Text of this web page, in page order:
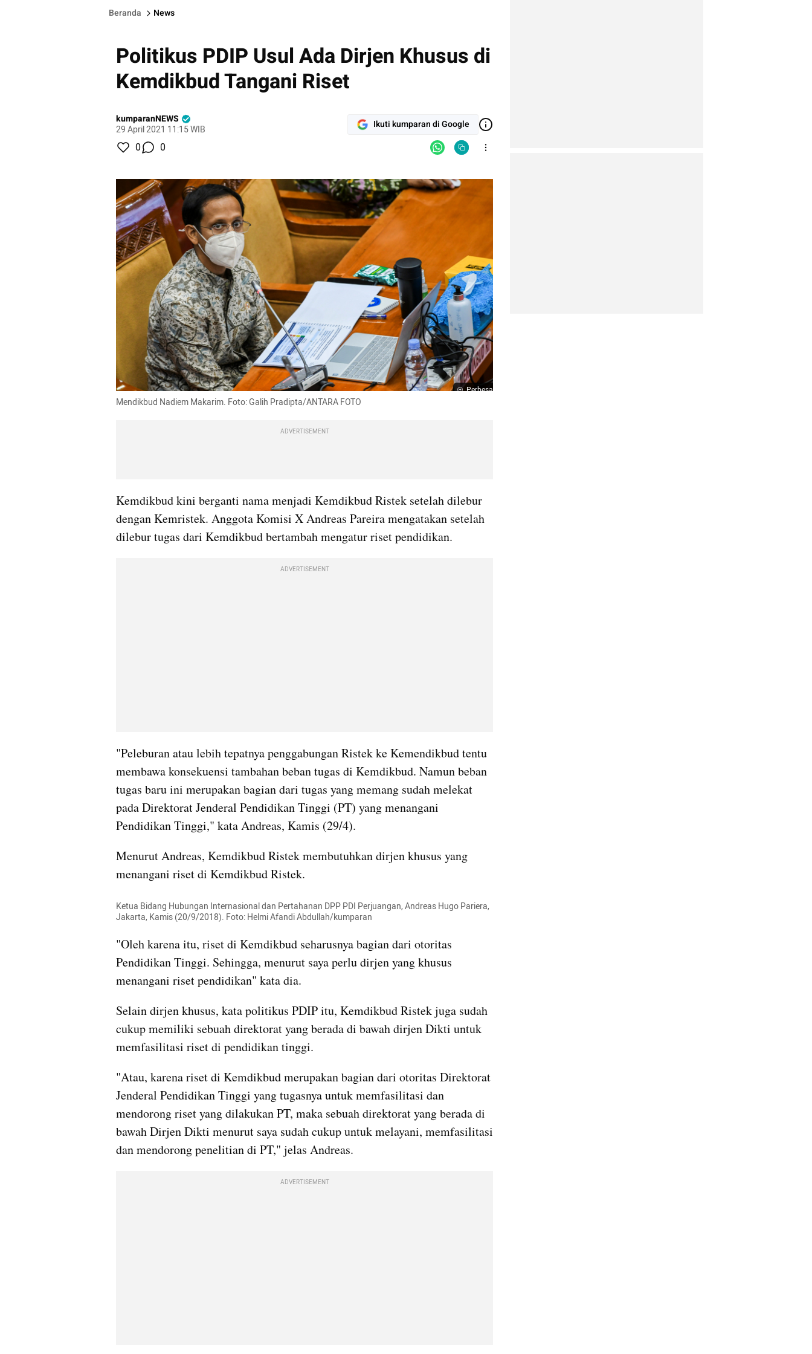
Beranda News
Politikus PDIP Usul Ada Dirjen Khusus di
Kemdikbud Tangani Riset
kumparanNEWS
29 April 2021 11:15 WIB
Ikuti kumparan di Google
0 0
Perbesar
Mendikbud Nadiem Makarim. Foto: Galih Pradipta/ANTARA FOTO
ADVERTISEMENT
Kemdikbud kini berganti nama menjadi Kemdikbud Ristek setelah dilebur
dengan Kemristek. Anggota Komisi X Andreas Pareira mengatakan setelah
dilebur tugas dari Kemdikbud bertambah mengatur riset pendidikan.
ADVERTISEMENT
"Peleburan atau lebih tepatnya penggabungan Ristek ke Kemendikbud tentu
membawa konsekuensi tambahan beban tugas di Kemdikbud. Namun beban
tugas baru ini merupakan bagian dari tugas yang memang sudah melekat
pada Direktorat Jenderal Pendidikan Tinggi (PT) yang menangani
Pendidikan Tinggi," kata Andreas, Kamis (29/4).
Menurut Andreas, Kemdikbud Ristek membutuhkan dirjen khusus yang
menangani riset di Kemdikbud Ristek.
Ketua Bidang Hubungan Internasional dan Pertahanan DPP PDI Perjuangan, Andreas Hugo Pariera,
Jakarta, Kamis (20/9/2018). Foto: Helmi Afandi Abdullah/kumparan
"Oleh karena itu, riset di Kemdikbud seharusnya bagian dari otoritas
Pendidikan Tinggi. Sehingga, menurut saya perlu dirjen yang khusus
menangani riset pendidikan" kata dia.
Selain dirjen khusus, kata politikus PDIP itu, Kemdikbud Ristek juga sudah
cukup memiliki sebuah direktorat yang berada di bawah dirjen Dikti untuk
memfasilitasi riset di pendidikan tinggi.
"Atau, karena riset di Kemdikbud merupakan bagian dari otoritas Direktorat
Jenderal Pendidikan Tinggi yang tugasnya untuk memfasilitasi dan
mendorong riset yang dilakukan PT, maka sebuah direktorat yang berada di
bawah Dirjen Dikti menurut saya sudah cukup untuk melayani, memfasilitasi
dan mendorong penelitian di PT," jelas Andreas.
ADVERTISEMENT